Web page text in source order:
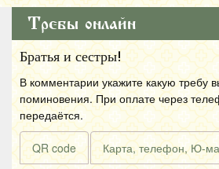
Требы онлайн
Братья и сестры!
В комментарии укажите какую требу
поминовения. При оплате через
передаётся.
QR code Карта, телефон, Ю-